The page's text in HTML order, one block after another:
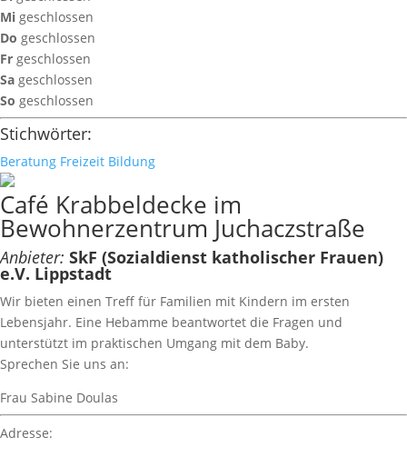
Mi geschlossen
Do geschlossen
Fr geschlossen
Sa geschlossen
So geschlossen
Stichwörter:
Beratung Freizeit Bildung
Café Krabbeldecke im
Bewohnerzentrum Juchaczstraße
Anbieter: SkF (Sozialdienst katholischer Frauen)
e.V. Lippstadt
Wir bieten einen Treff für Familien mit Kindern im ersten
Lebensjahr. Eine Hebamme beantwortet die Fragen und
unterstützt im praktischen Umgang mit dem Baby.
Sprechen Sie uns an:
Frau Sabine Doulas
Adresse: